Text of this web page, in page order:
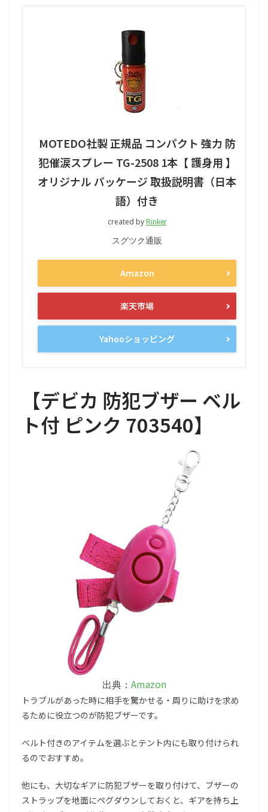
MOTEDO社製 正規品 コンパクト 強力 防
犯催涙スプレー TG-2508 1本【 護身用 】
オリジナル パッケージ 取扱説明書（日本
語）付き
created byRinker
スグツク通販
Amazon
楽天市場
Yahooショッピング
【デビカ 防犯ブザー ベル
ト付 ピンク 703540】
出典： Amazon
トラブルがあった時に相手を驚かせる・周りに助けを求め
るために役立つのが防犯ブザーです。
ベルト付きのアイテムを選ぶとテント内にも取り付けられ
るのでおすすめ。
他にも、大切なギアに防犯ブザーを取り付けて、ブザーの
ストラップを地面にペグダウンしておくと、ギアを持ち上